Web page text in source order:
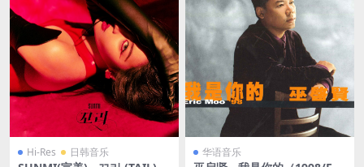
Hi-Res 日韩音乐 华语音乐